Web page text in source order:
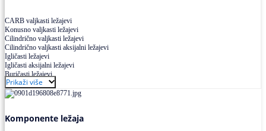
CARB valjkasti ležajevi
Konusno valjkasti ležajevi
Cilindrično valjkasti ležajevi
Cilindrično valjkasti aksijalni ležajevi
Igličasti ležajevi
Igličasti aksijalni ležajevi
Buričasti ležajevi
Buričasti zaptiveni ležajevi
Buričasti aksijalni ležajevi
Prikaži više
Komponente ležaja